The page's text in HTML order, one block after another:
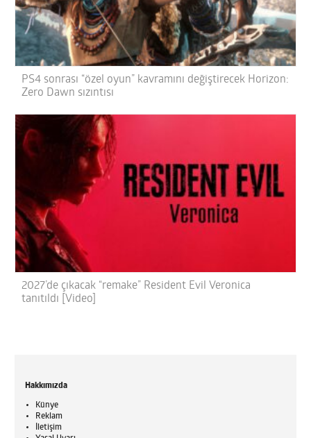
PS4 sonrası “özel oyun” kavramını değiştirecek Horizon:
Zero Dawn sızıntısı
2027’de çıkacak “remake” Resident Evil Veronica
tanıtıldı [Video]
Hakkımızda
Künye
Reklam
İletişim